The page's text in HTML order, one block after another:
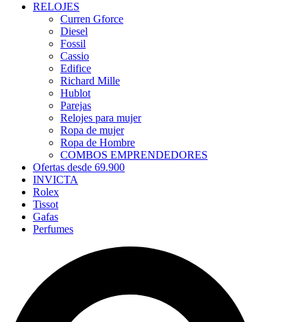
RELOJES
Curren Gforce
Diesel
Fossil
Cassio
Edifice
Richard Mille
Hublot
Parejas
Relojes para mujer
Ropa de mujer
Ropa de Hombre
COMBOS EMPRENDEDORES
Ofertas desde 69.900
INVICTA
Rolex
Tissot
Gafas
Perfumes